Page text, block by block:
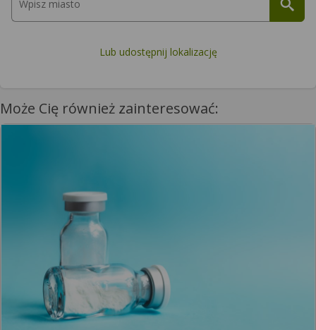
Lub udostępnij lokalizację
Może Cię również zainteresować: